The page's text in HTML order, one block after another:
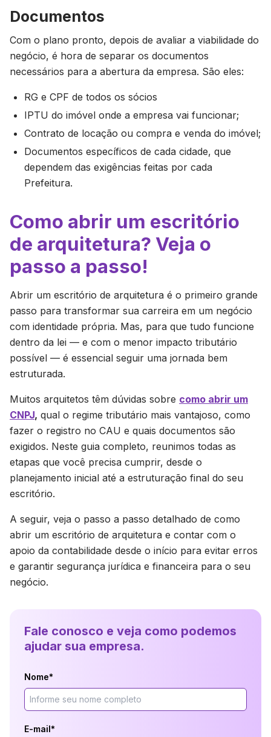
Documentos
Com o plano pronto, depois de avaliar a viabilidade do
negócio, é hora de separar os documentos
necessários para a abertura da empresa. São eles:
RG e CPF de todos os sócios
IPTU do imóvel onde a empresa vai funcionar;
Contrato de locação ou compra e venda do imóvel;
Documentos específicos de cada cidade, que
dependem das exigências feitas por cada
Prefeitura.
Como abrir um escritório
de arquitetura? Veja o
passo a passo!
Abrir um escritório de arquitetura é o primeiro grande
passo para transformar sua carreira em um negócio
com identidade própria. Mas, para que tudo funcione
dentro da lei — e com o menor impacto tributário
possível — é essencial seguir uma jornada bem
estruturada.
Muitos arquitetos têm dúvidas sobre como abrir um
CNPJ, qual o regime tributário mais vantajoso, como
fazer o registro no CAU e quais documentos são
exigidos. Neste guia completo, reunimos todas as
etapas que você precisa cumprir, desde o
planejamento inicial até a estruturação final do seu
escritório.
A seguir, veja o passo a passo detalhado de como
abrir um escritório de arquitetura e contar com o
apoio da contabilidade desde o início para evitar erros
e garantir segurança jurídica e financeira para o seu
negócio.
Fale conosco e veja como podemos
ajudar sua empresa.
Nome*
E-mail*